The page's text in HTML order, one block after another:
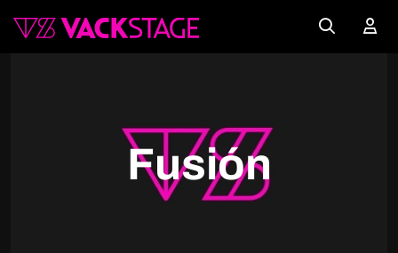
Fusión